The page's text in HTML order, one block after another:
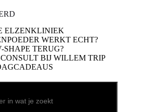
ELZENKLINIEK
WERKT ECHT?
SHAPE TERUG?
BIJ WILLEM TRIP